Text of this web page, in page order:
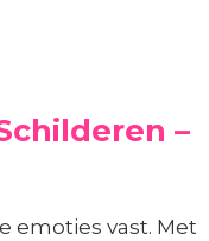
–
emoties vast. Met